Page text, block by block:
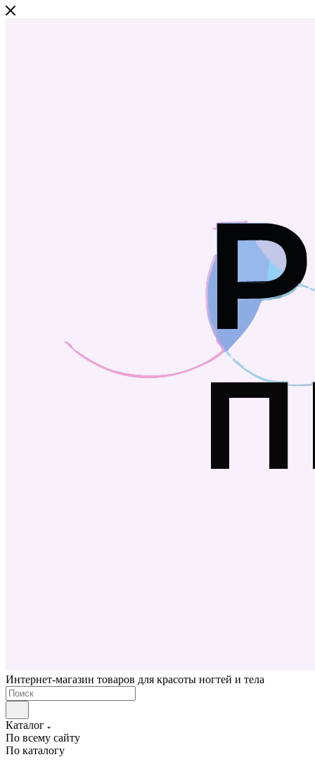
Интернет-магазин товаров для красоты ногтей и тела
Каталог
По всему сайту
По каталогу